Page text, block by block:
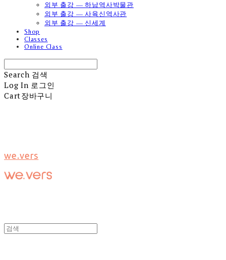
외부 출강 — 하남역사박물관
외부 출강 — 사육신역사관
외부 출강 — 신세계
Shop
Classes
Online Class
Search 검색
Log In 로그인
Cart장바구니
we.vers